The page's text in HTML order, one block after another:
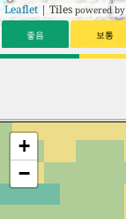
Leaflet | Tiles powered by
좋음 보통
+
−